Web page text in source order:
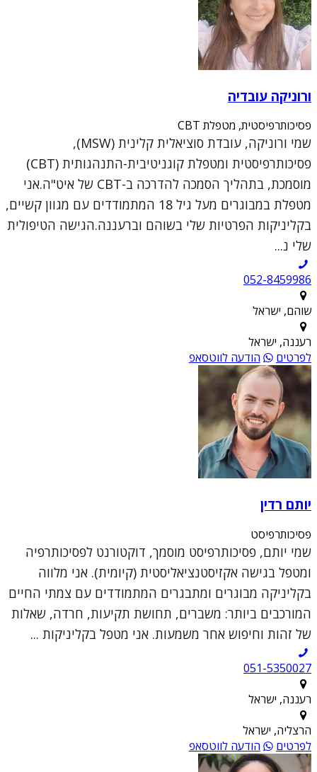
ורוניקה עובדיה
פסיכותרפיסטית, מטפלת CBT
שמי ורוניקה, עובדת סוציאלית קלינית (MSW),
פסיכותרפיסטית ומטפלת קוגניטיבית-התנהגותית (CBT)
מוסמכת, בתהליך הסמכה להדרכה ב-CBT של איט"ה.אני
מטפלת במבוגרים מעל גיל 18 המתמודדים עם מגוון קשיים,
בקליניקות הפרטיות שלי בשוהם וברעננה.הגישה הטיפולית
שלי נ...
052-8459986
שוהם, ישראל
רעננה, ישראל
לפרטים
הודעה לווטסאפ
יותם רדין
פסיכותרפיסט
שמי יותם, פסיכותרפיסט מוסמך, דוקטורנט לפסיכותרפיה
ומטפל בגישה אקזיסטנציאליסטית (קיומית). אני מלווה
בקליניקה מבוגרים ומתבגרים המתמודדים עם צמתי החיים
המורכבים ביותר: משברים, תחושת תקיעות, חרדה, שאלות
של זהות וחיפוש אחר משמעות. אני מטפל בקליניקות ...
051-5350027
רעננה, ישראל
הרצליה, ישראל
לפרטים
הודעה לווטסאפ